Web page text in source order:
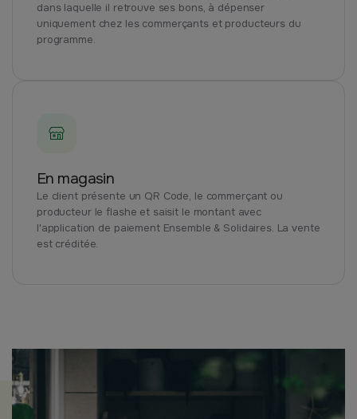
dans laquelle il retrouve ses bons, à dépenser
uniquement chez les commerçants et producteurs du
programme.
En magasin
Le client présente un QR Code, le commerçant ou
producteur le flashe et saisit le montant avec
l'application de paiement Ensemble & Solidaires. La vente
est créditée.